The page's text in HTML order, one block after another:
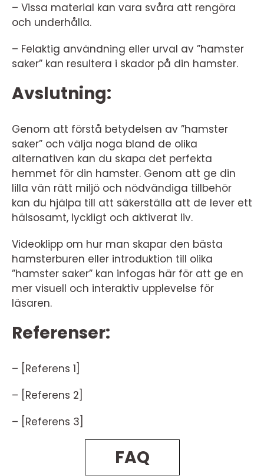
– Vissa material kan vara svåra att rengöra
och underhålla.
– Felaktig användning eller urval av ”hamster
saker” kan resultera i skador på din hamster.
Avslutning:
Genom att förstå betydelsen av ”hamster
saker” och välja noga bland de olika
alternativen kan du skapa det perfekta
hemmet för din hamster. Genom att ge din
lilla vän rätt miljö och nödvändiga tillbehör
kan du hjälpa till att säkerställa att de lever ett
hälsosamt, lyckligt och aktiverat liv.
Videoklipp om hur man skapar den bästa
hamsterburen eller introduktion till olika
”hamster saker” kan infogas här för att ge en
mer visuell och interaktiv upplevelse för
läsaren.
Referenser:
– [Referens 1]
– [Referens 2]
– [Referens 3]
FAQ